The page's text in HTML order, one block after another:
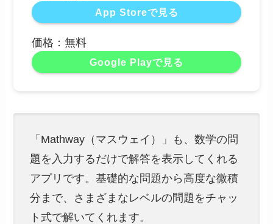
App Storeで見る
価格：無料
Google Playで見る
「Mathway（マスウェイ）」も、数学の問
題を入力するだけで解答を表示してくれる
アプリです。基礎的な問題から高度な微積
分まで、さまざまなレベルの問題をチャッ
ト式で解いてくれます。